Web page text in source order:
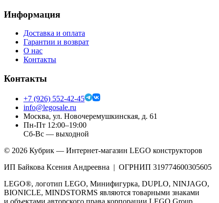
Информация
Доставка и оплата
Гарантии и возврат
О нас
Контакты
Контакты
+7 (926) 552-42-45
info@legosale.ru
Москва, ул. Новочеремушкинская, д. 61
Пн-Пт 12:00–19:00
Сб-Вс — выходной
© 2026 Кубрик — Интернет-магазин LEGO конструкторов
ИП Байкова Ксения Андреевна | ОГРНИП 319774600305605
LEGO®, логотип LEGO, Минифигурка, DUPLO, NINJAGO,
BIONICLE, MINDSTORMS являются товарными знаками
и объектами авторского права корпорации LEGO Group.